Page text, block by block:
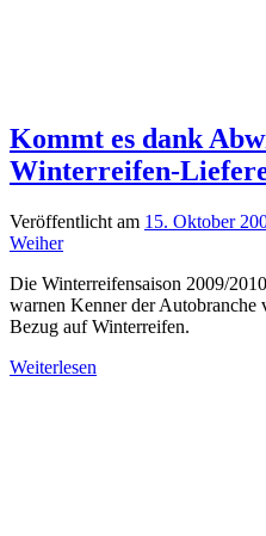
Kommt es dank
Winterreifen-
Veröffentlicht am 15. Oktober
Weiher
Die Winterreifensaison 2009/
warnen Kenner der Autobranche
Bezug auf Winterreifen.
Weiterlesen